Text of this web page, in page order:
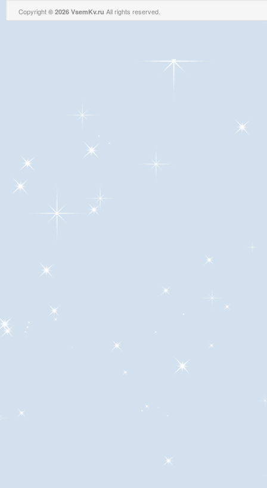
Copyright © 2026 VsemKv.ru All rights reserved.